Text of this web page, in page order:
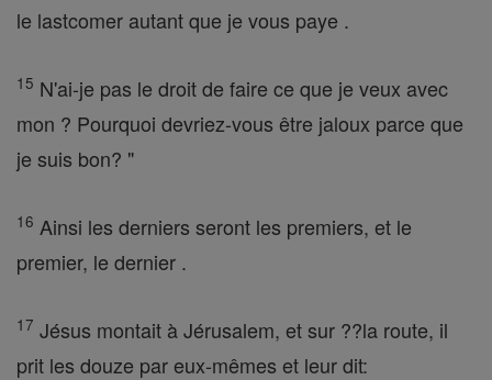
le lastcomer autant que je vous paye .
15 N'ai-je pas le droit de faire ce que je veux avec
mon ? Pourquoi devriez-vous être jaloux parce que
je suis bon? "
16 Ainsi les derniers seront les premiers, et le
premier, le dernier .
17 Jésus montait à Jérusalem, et sur ??la route, il
prit les douze par eux-mêmes et leur dit: